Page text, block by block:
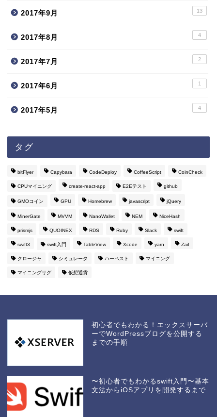
2017年9月 13
2017年8月 4
2017年7月 2
2017年6月 1
2017年5月 4
タグ
bitFlyer Capybara CodeDeploy CoffeeScript CoinCheck
CPUマイニング create-react-app E2Eテスト github
GMOコイン GPU Homebrew javascript jQuery
MinerGate MVVM NanoWallet NEM NiceHash
prismjs QUOINEX RDS Ruby Slack swift
swift3 swift入門 TableView Xcode yarn Zaif
クロージャ シミュレータ ハーベスト マイニング
マイニングリグ 仮想通貨
初心者でもわかる！エックスサーバ
ーでWordPressブログを公開する
までの手順
〜初心者でもわかるswift入門〜基本
文法からiOSアプリを開発するまで